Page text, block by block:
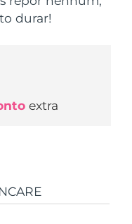
durar!
extra
Entrega prevista